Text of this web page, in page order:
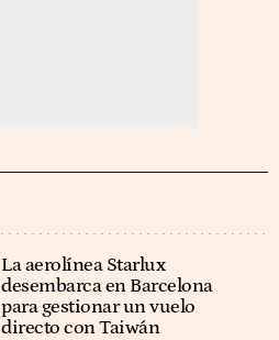
La aerolínea Starlux
desembarca en Barcelona
para gestionar un vuelo
directo con Taiwán